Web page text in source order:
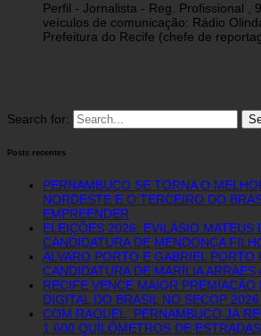
Perfil - Jornalista - Reg. Profissional ,
veículos de comunicação: Rádio
Prefeitura do Recife (chefe de
Search for:
Posts recentes
PERNAMBUCO SE TORNA O
NORDESTE E O TERCEIRO DO
EMPREENDER
ELEIÇÕES 2026: EVILÁSIO MATEUS
CANDIDATURA DE MENDONÇA
ÁLVARO PORTO E GABRIEL PORTO
CANDIDATURA DE MARÍLIA ARRAES
RECIFE VENCE MAIOR PREMIAÇÃO
DIGITAL DO BRASIL NO SECOP
COM RAQUEL, PERNAMBUCO JÁ
1.600 QUILÔMETROS DE ESTRADAS